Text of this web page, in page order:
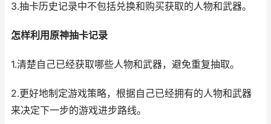
3.抽卡历史记录中不包括兑换和购买获取的人物和武器。
怎样利用原神抽卡记录
1.清楚自己已经获取哪些人物和武器，避免重复抽取。
2.更好地制定游戏策略，根据自己已经拥有的人物和武器
来决定下一步的游戏进步路线。